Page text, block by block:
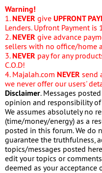
Warning!
1. NEVER give UPFRONT
Lenders. Upfront Payment is
2. NEVER give advance
sellers with no office/home
3. NEVER pay for any
C.O.D!
4. Majalah.com NEVER send
we never offer our users'
Disclaimer. Messages
opinion and responsibility
We assumes absolutely no
(time/money/energy) as a
posted in this forum. We do
guarantee the truthfulness,
topics/messages posted
edit your topics or
deemed as your acceptance